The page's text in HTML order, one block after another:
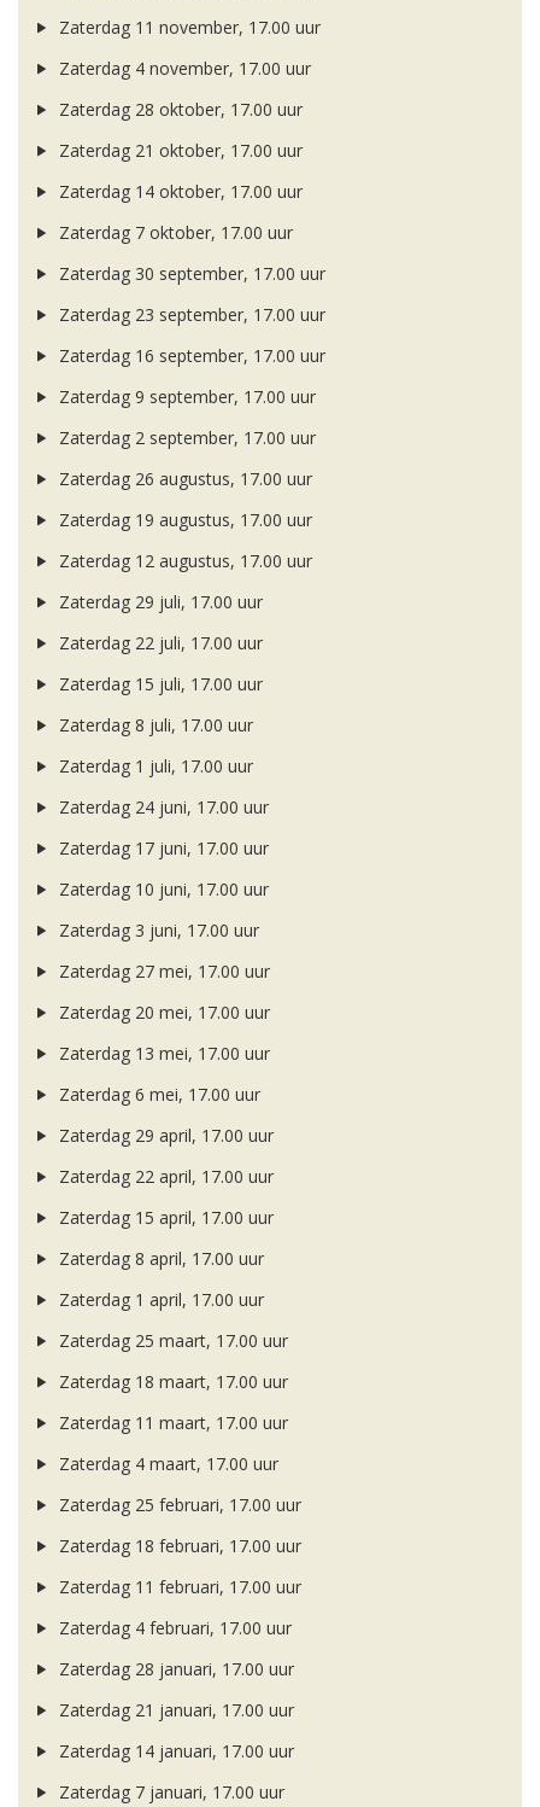
Zaterdag 11 november, 17.00 uur
Zaterdag 4 november, 17.00 uur
Zaterdag 28 oktober, 17.00 uur
Zaterdag 21 oktober, 17.00 uur
Zaterdag 14 oktober, 17.00 uur
Zaterdag 7 oktober, 17.00 uur
Zaterdag 30 september, 17.00 uur
Zaterdag 23 september, 17.00 uur
Zaterdag 16 september, 17.00 uur
Zaterdag 9 september, 17.00 uur
Zaterdag 2 september, 17.00 uur
Zaterdag 26 augustus, 17.00 uur
Zaterdag 19 augustus, 17.00 uur
Zaterdag 12 augustus, 17.00 uur
Zaterdag 29 juli, 17.00 uur
Zaterdag 22 juli, 17.00 uur
Zaterdag 15 juli, 17.00 uur
Zaterdag 8 juli, 17.00 uur
Zaterdag 1 juli, 17.00 uur
Zaterdag 24 juni, 17.00 uur
Zaterdag 17 juni, 17.00 uur
Zaterdag 10 juni, 17.00 uur
Zaterdag 3 juni, 17.00 uur
Zaterdag 27 mei, 17.00 uur
Zaterdag 20 mei, 17.00 uur
Zaterdag 13 mei, 17.00 uur
Zaterdag 6 mei, 17.00 uur
Zaterdag 29 april, 17.00 uur
Zaterdag 22 april, 17.00 uur
Zaterdag 15 april, 17.00 uur
Zaterdag 8 april, 17.00 uur
Zaterdag 1 april, 17.00 uur
Zaterdag 25 maart, 17.00 uur
Zaterdag 18 maart, 17.00 uur
Zaterdag 11 maart, 17.00 uur
Zaterdag 4 maart, 17.00 uur
Zaterdag 25 februari, 17.00 uur
Zaterdag 18 februari, 17.00 uur
Zaterdag 11 februari, 17.00 uur
Zaterdag 4 februari, 17.00 uur
Zaterdag 28 januari, 17.00 uur
Zaterdag 21 januari, 17.00 uur
Zaterdag 14 januari, 17.00 uur
Zaterdag 7 januari, 17.00 uur